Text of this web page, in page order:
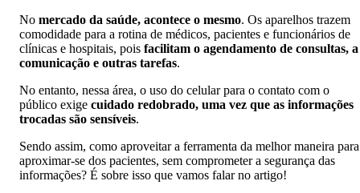
No mercado da saúde, acontece o mesmo. Os aparelhos trazem
comodidade para a rotina de médicos, pacientes e funcionários de
clínicas e hospitais, pois facilitam o agendamento de consultas, a
comunicação e outras tarefas.
No entanto, nessa área, o uso do celular para o contato com o
público exige cuidado redobrado, uma vez que as informações
trocadas são sensíveis.
Sendo assim, como aproveitar a ferramenta da melhor maneira para
aproximar-se dos pacientes, sem comprometer a segurança das
informações? É sobre isso que vamos falar no artigo!